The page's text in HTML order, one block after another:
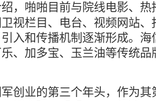
，啪啪目前与院线电影、
视栏目、电台、视频网站
入和传播机制逐渐形成。
乐、加多宝、玉兰油等传统
创业的第三个年头，作为